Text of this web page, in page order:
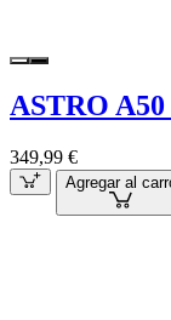
ASTRO
349,99 €
Agregar al